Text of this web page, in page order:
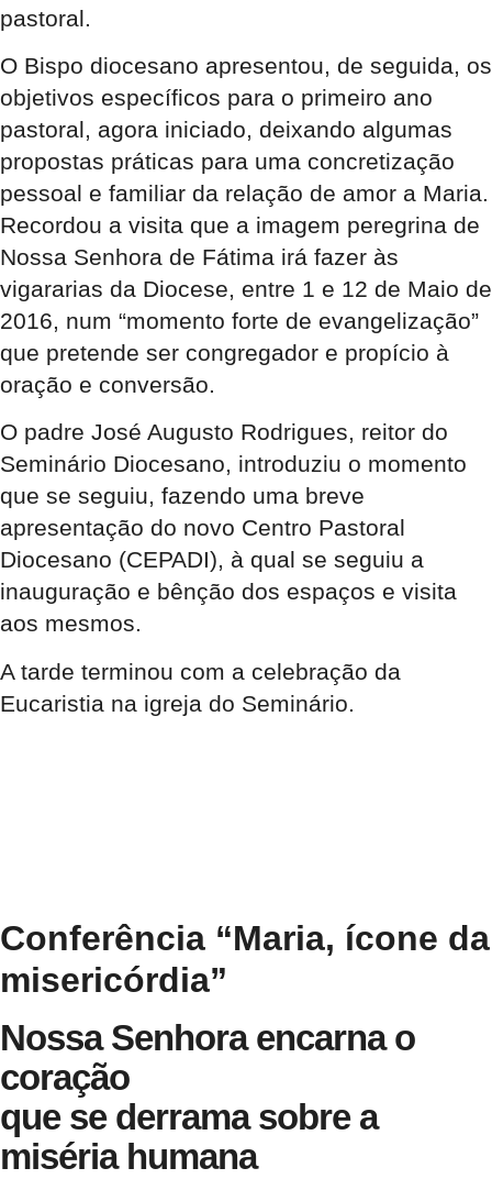
pastoral.
O Bispo diocesano apresentou, de seguida, os
objetivos específicos para o primeiro ano
pastoral, agora iniciado, deixando algumas
propostas práticas para uma concretização
pessoal e familiar da relação de amor a Maria.
Recordou a visita que a imagem peregrina de
Nossa Senhora de Fátima irá fazer às
vigararias da Diocese, entre 1 e 12 de Maio de
2016, num “momento forte de evangelização”
que pretende ser congregador e propício à
oração e conversão.
O padre José Augusto Rodrigues, reitor do
Seminário Diocesano, introduziu o momento
que se seguiu, fazendo uma breve
apresentação do novo Centro Pastoral
Diocesano (CEPADI), à qual se seguiu a
inauguração e bênção dos espaços e visita
aos mesmos.
A tarde terminou com a celebração da
Eucaristia na igreja do Seminário.
Conferência “Maria, ícone da
misericórdia”
Nossa Senhora encarna o
coração
que se derrama sobre a
miséria humana